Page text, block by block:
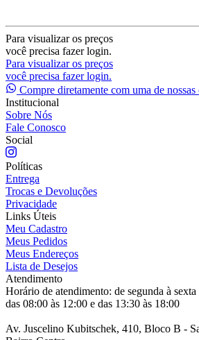
Para visualizar os preços
você precisa fazer login.
Para visualizar os preços
você precisa fazer login.
Compre diretamente com uma de nossas
Institucional
Sobre Nós
Fale Conosco
Social
Políticas
Entrega
Trocas e Devoluções
Privacidade
Links Úteis
Meu Cadastro
Meus Pedidos
Meus Endereços
Lista de Desejos
Atendimento
Horário de atendimento: de segunda à sexta
das 08:00 às 12:00 e das 13:30 às 18:00
Av. Juscelino Kubitschek, 410, Bloco B -